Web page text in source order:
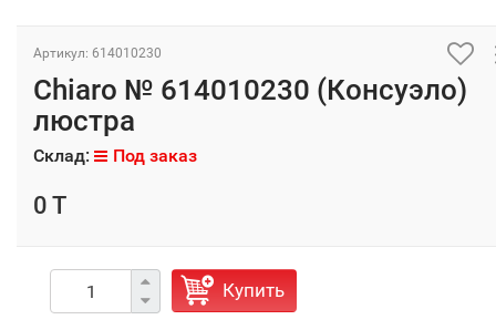
Артикул: 614010230
Chiaro № 614010230 (Консуэло)
люстра
Склад: Под заказ
0 T
Купить